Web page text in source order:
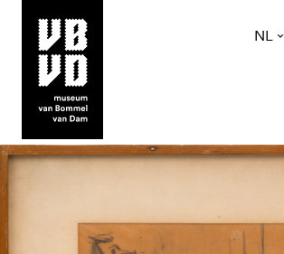
museum van Bommel van Dam
NL